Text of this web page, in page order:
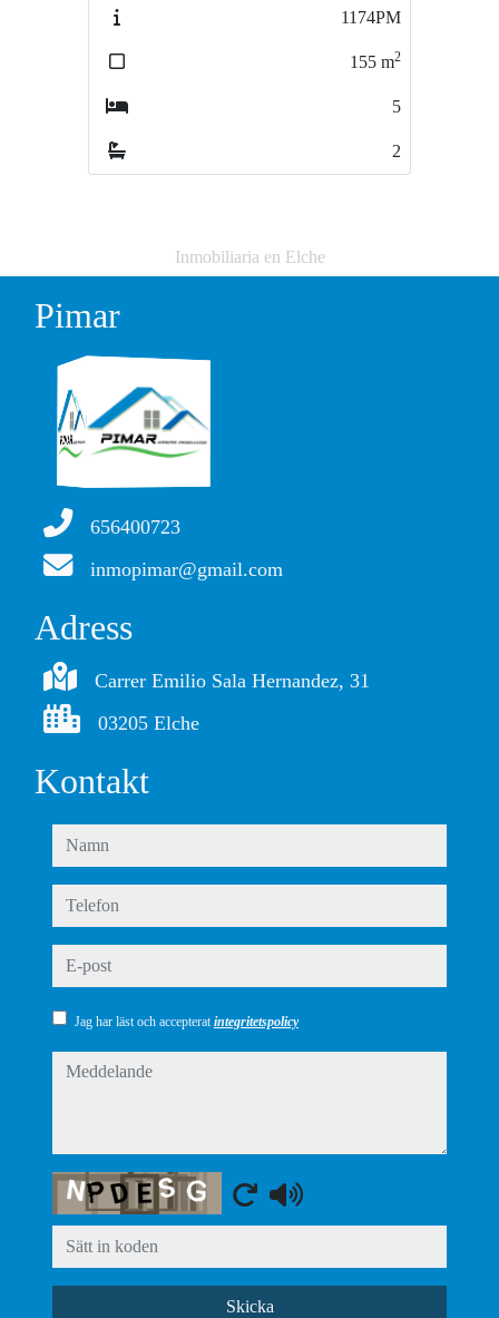
1174PM
155 m2
5
2
Inmobiliaria en Elche
Pimar
656400723
inmopimar@gmail.com
Adress
Carrer Emilio Sala Hernandez, 31
03205 Elche
Kontakt
namn
telefon
e-post
Jag har läst och accepteratintegritetspolicy
meddelande
Captcha
Skicka